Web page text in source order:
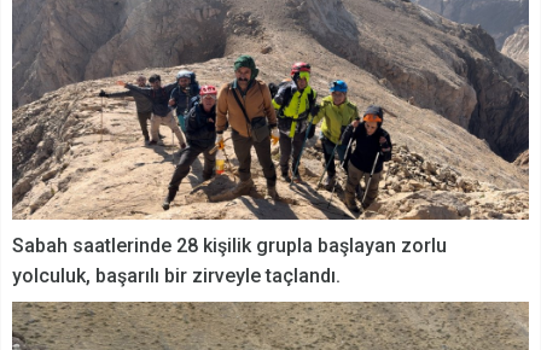
Sabah saatlerinde 28 kişilik grupla başlayan zorlu
yolculuk, başarılı bir zirveyle taçlandı.